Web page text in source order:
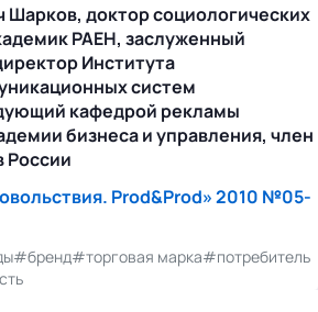
Шарков, доктор социологических
РАЕН, заслуженный
Института
систем
кафедрой рекламы
бизнеса и управления, член
России
Prod&Prod» 2010 №05-
#бренд#торговая марка#потребитель